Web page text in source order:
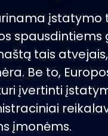
įstatymo
tais
Be to,
įvertinti
įmonėms.